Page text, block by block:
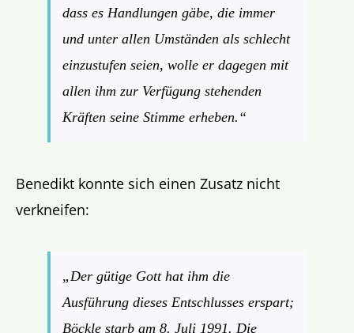
dass es Handlungen gäbe, die immer
und unter allen Umständen als schlecht
einzustufen seien, wolle er dagegen mit
allen ihm zur Verfügung stehenden
Kräften seine Stimme erheben.“
Benedikt konnte sich einen Zusatz nicht
verkneifen:
„Der gütige Gott hat ihm die
Ausführung dieses Entschlusses erspart;
Böckle starb am 8. Juli 1991. Die